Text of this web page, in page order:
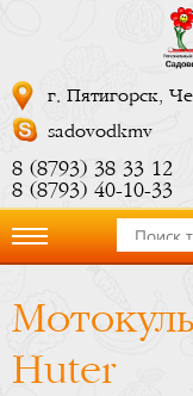
г. Пятигорск,
sadovodkmv
8 (8793) 38 33 12
8 (8793) 40-10-33
компании
Huter